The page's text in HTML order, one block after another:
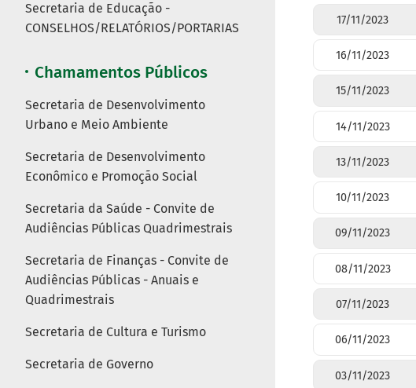
Secretaria de Educação -
CONSELHOS/RELATÓRIOS/PORTARIAS
Chamamentos Públicos
Secretaria de Desenvolvimento
Urbano e Meio Ambiente
Secretaria de Desenvolvimento
Econômico e Promoção Social
Secretaria da Saúde - Convite de
Audiências Públicas Quadrimestrais
Secretaria de Finanças - Convite de
Audiências Públicas - Anuais e
Quadrimestrais
Secretaria de Cultura e Turismo
Secretaria de Governo
17/11/2023
16/11/2023
15/11/2023
14/11/2023
13/11/2023
10/11/2023
09/11/2023
08/11/2023
07/11/2023
06/11/2023
03/11/2023